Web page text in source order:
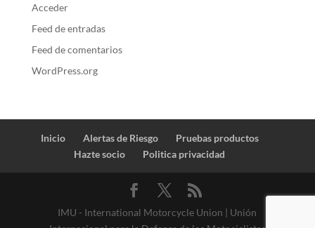
Acceder
Feed de entradas
Feed de comentarios
WordPress.org
Inicio Alertas de Riesgo
Pruebas productos
Hazte socio
Politica privacidad
IMU - International Motorcycle Union | Unión